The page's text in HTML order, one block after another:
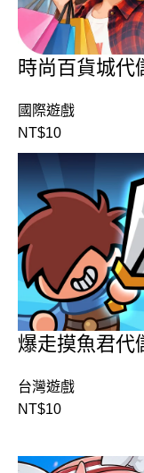
時尚百貨城代
國際遊戲
NT$10
爆走摸魚君代
台灣遊戲
NT$10